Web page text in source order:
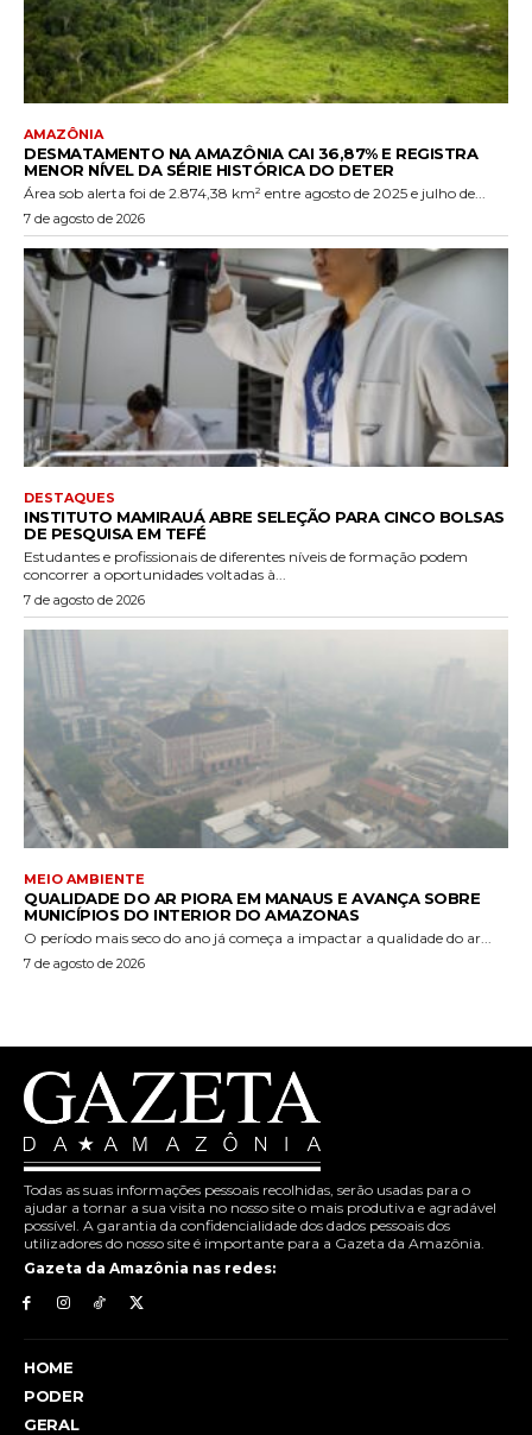
AMAZÔNIA
DESMATAMENTO NA AMAZÔNIA CAI 36,87% E REGISTRA
MENOR NÍVEL DA SÉRIE HISTÓRICA DO DETER
Área sob alerta foi de 2.874,38 km² entre agosto de 2025 e julho de...
7 de agosto de 2026
DESTAQUES
INSTITUTO MAMIRAUÁ ABRE SELEÇÃO PARA CINCO BOLSAS
DE PESQUISA EM TEFÉ
Estudantes e profissionais de diferentes níveis de formação podem
concorrer a oportunidades voltadas à...
7 de agosto de 2026
MEIO AMBIENTE
QUALIDADE DO AR PIORA EM MANAUS E AVANÇA SOBRE
MUNICÍPIOS DO INTERIOR DO AMAZONAS
O período mais seco do ano já começa a impactar a qualidade do ar...
7 de agosto de 2026
Todas as suas informações pessoais recolhidas, serão usadas para o
ajudar a tornar a sua visita no nosso site o mais produtiva e agradável
possível. A garantia da confidencialidade dos dados pessoais dos
utilizadores do nosso site é importante para a Gazeta da Amazônia.
Gazeta da Amazônia nas redes:
HOME
PODER
GERAL